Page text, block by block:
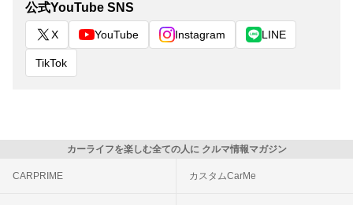
公式YouTube SNS
X YouTube Instagram LINE
TikTok
カーライフを楽しむ全ての人に クルマ情報マガジン
CARPRIME カスタムCarMe